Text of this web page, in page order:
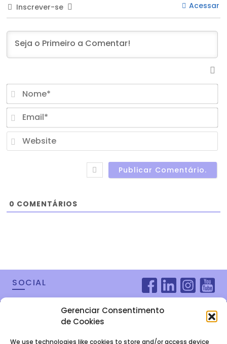
Gerenciar Consentimento
de Cookies
We use technologies like cookies to store and/or access device
Inscrever-se Acessar
0 COMENTÁRIOS
SOCIAL